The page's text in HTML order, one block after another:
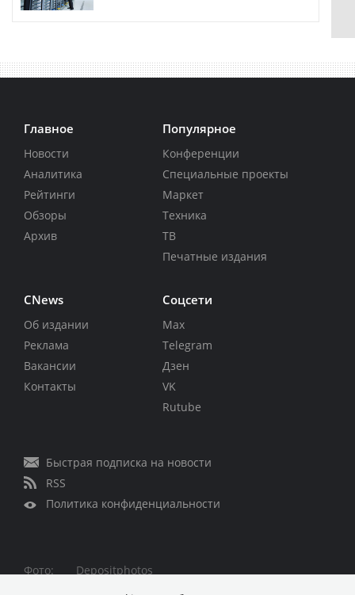
Главное
Новости
Аналитика
Рейтинги
Обзоры
Архив
Популярное
Конференции
Специальные проекты
Маркет
Техника
ТВ
Печатные издания
CNews
Об издании
Реклама
Вакансии
Контакты
Соцсети
Max
Telegram
Дзен
VK
Rutube
Быстрая подписка на новости
RSS
Политика конфиденциальности
Фото:
Depositphotos